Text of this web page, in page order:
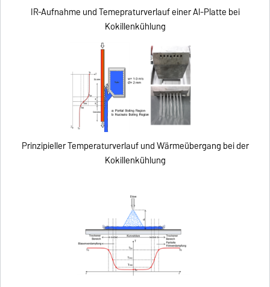
IR-Aufnahme und Temepraturverlauf einer Al-Platte bei
Kokillenkühlung
Prinzipieller Temperaturverlauf und Wärmeübergang bei der
Kokillenkühlung